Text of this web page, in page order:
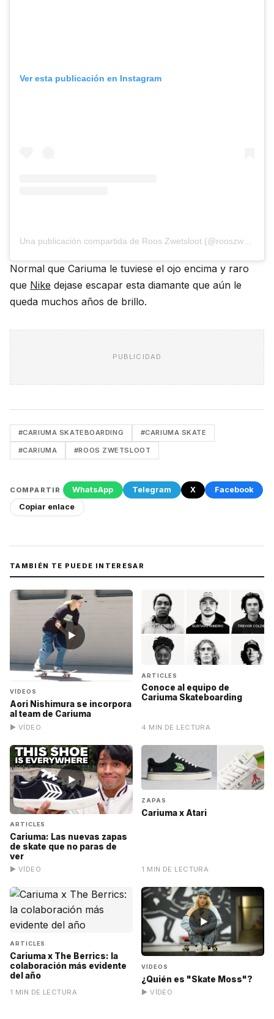
Ver esta publicación en Instagram
Normal que Cariuma le tuviese el ojo encima y raro
que Nike dejase escapar esta diamante que aún le
queda muchos años de brillo.
PUBLICIDAD
#CARIUMA SKATEBOARDING #CARIUMA SKATE
#CARIUMA #ROOS ZWETSLOOT
COMPARTIR WhatsApp Telegram X
Facebook
Copiar enlace
TAMBIÉN TE PUEDE INTERESAR
▶
VÍDEOS
Aori Nishimura se incorpora
al team de Cariuma
▶ VÍDEO
ARTICLES
Conoce al equipo de
Cariuma Skateboarding
4 MIN DE LECTURA
▶
ARTICLES
Cariuma: Las nuevas zapas
de skate que no paras de
ver
▶ VÍDEO
ZAPAS
Cariuma x Atari
1 MIN DE LECTURA
ARTICLES
Cariuma x The Berrics: la
colaboración más evidente
del año
1 MIN DE LECTURA
▶
VÍDEOS
¿Quién es "Skate Moss"?
▶ VÍDEO